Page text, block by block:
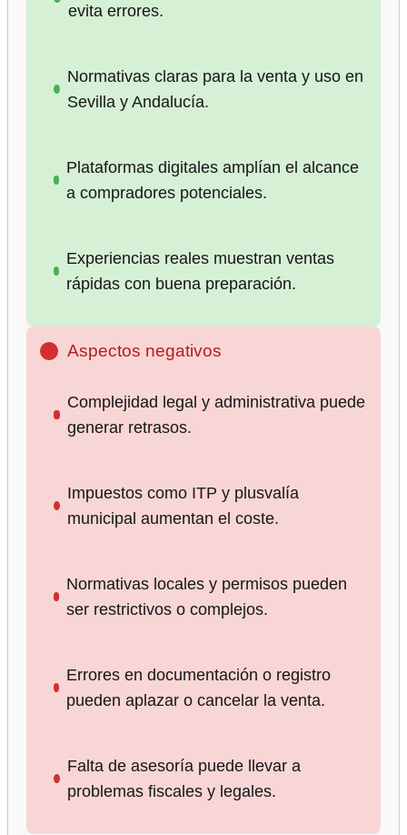
evita errores.
Normativas claras para la venta y uso en
Sevilla y Andalucía.
Plataformas digitales amplían el alcance
a compradores potenciales.
Experiencias reales muestran ventas
rápidas con buena preparación.
Aspectos negativos
Complejidad legal y administrativa puede
generar retrasos.
Impuestos como ITP y plusvalía
municipal aumentan el coste.
Normativas locales y permisos pueden
ser restrictivos o complejos.
Errores en documentación o registro
pueden aplazar o cancelar la venta.
Falta de asesoría puede llevar a
problemas fiscales y legales.